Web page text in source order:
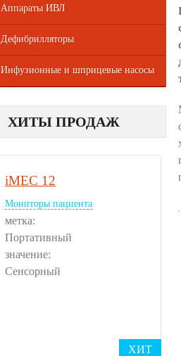
Аппараты ИВЛ
Дефибрилляторы
Инфузионные и шприцевые насосы
ХИТЫ ПРОДАЖ
iMEC 12
ХИТ
Мониторы пациента
метка:
Портативный
значение:
Сенсорный